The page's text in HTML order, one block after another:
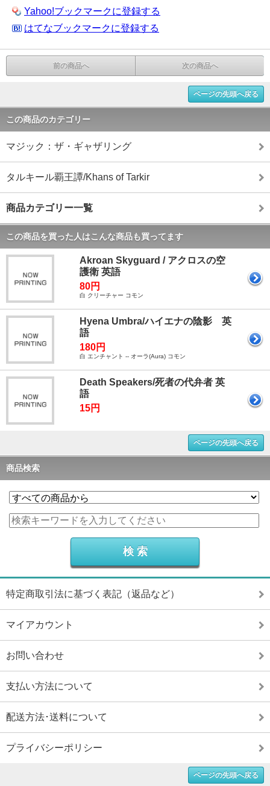
Yahoo!ブックマークに登録する
はてなブックマークに登録する
前の商品へ 次の商品へ
ページの先頭へ戻る
この商品のカテゴリー
マジック：ザ・ギャザリング
タルキール覇王譚/Khans of Tarkir
商品カテゴリー一覧
この商品を買った人はこんな商品も買ってます
Akroan Skyguard / アクロスの空
護衛 英語
80円
白 クリーチャー コモン
Hyena Umbra/ハイエナの陰影 英
語
180円
白 エンチャント -- オーラ(Aura) コモン
Death Speakers/死者の代弁者 英
語
15円
ページの先頭へ戻る
商品検索
特定商取引法に基づく表記（返品など）
マイアカウント
お問い合わせ
支払い方法について
配送方法･送料について
プライバシーポリシー
ページの先頭へ戻る